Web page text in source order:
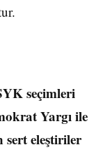
seçimleri
Yargı ile
sert eleştiriler